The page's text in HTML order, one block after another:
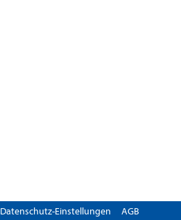
Datenschutz-Einstellungen AGB